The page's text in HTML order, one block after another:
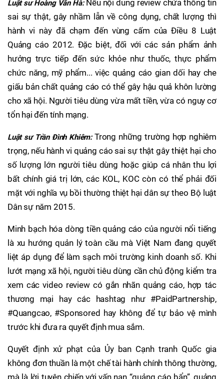
Luật sư Hoàng Văn Hà:Nếu nội dung review chứa thông tin
sai sự thật, gây nhầm lẫn về công dụng, chất lượng thì
hành vi này đã chạm đến vùng cấm của Điều 8 Luật
Quảng cáo 2012. Đặc biệt, đối với các sản phẩm ảnh
hưởng trực tiếp đến sức khỏe như thuốc, thực phẩm
chức năng, mỹ phẩm... việc quảng cáo gian dối hay che
giấu bản chất quảng cáo có thể gây hậu quả khôn lường
cho xã hội. Người tiêu dùng vừa mất tiền, vừa có nguy cơ
tổn hại đến tính mạng.
Luật sư Trần Đình Khiêm: Trong những trường hợp nghiêm
trọng, nếu hành vi quảng cáo sai sự thật gây thiệt hại cho
số lượng lớn người tiêu dùng hoặc giúp cá nhân thu lợi
bất chính giá trị lớn, các KOL, KOC còn có thể phải đối
mặt với nghĩa vụ bồi thường thiệt hại dân sự theo Bộ luật
Dân sự năm 2015.
Minh bạch hóa dòng tiền quảng cáo của người nổi tiếng
là xu hướng quản lý toàn cầu mà Việt Nam đang quyết
liệt áp dụng để làm sạch môi trường kinh doanh số. Khi
lướt mạng xã hội, người tiêu dùng cần chủ động kiểm tra
xem các video review có gắn nhãn quảng cáo, hợp tác
thương mại hay các hashtag như #PaidPartnership,
#Quangcao, #Sponsored hay không để tự bảo vệ mình
trước khi đưa ra quyết định mua sắm.
Quyết định xử phạt của Ủy ban Cạnh tranh Quốc gia
không đơn thuần là một chế tài hành chính thông thường,
mà là lời tuyên chiến với vấn nạn “quảng cáo bẩn”, quảng